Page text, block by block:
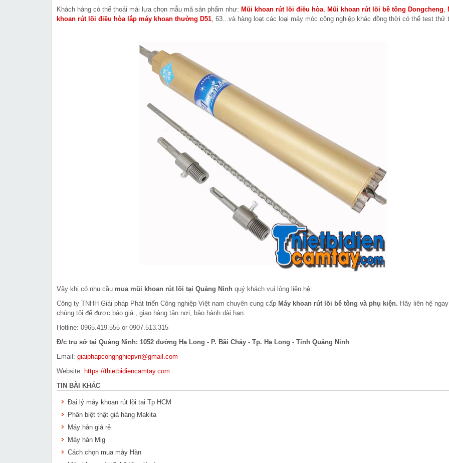
Khách hàng có thể thoải mái lựa chọn mẫu mã sản phẩm như: Mũi khoan rút lõi điều hòa, Mũi khoan rút lõi bê tông Dongcheng,
khoan rút lõi điều hòa lắp máy khoan thường D51, 63...và hàng loạt các loại máy móc công nghiệp khác đồng thời có thể test thử
Vậy khi có nhu cầu mua mũi khoan rút lõi tại Quảng Ninh quý khách vui lòng liên hệ:
Công ty TNHH Giải pháp Phát triển Công nghiệp Việt nam chuyên cung cấp Máy khoan rút lõi bê tông và phụ kiện. Hãy liên hệ
chúng tôi để được báo giá , giao hàng tận nơi, bảo hành dài hạn.
Hotline: 0965.419.555 or 0907.513.315
Đ/c trụ sở tại Quảng Ninh: 1052 đường Hạ Long - P. Bãi Cháy - Tp. Hạ Long - Tỉnh Quảng Ninh
Email: giaiphapcongnghiepvn@gmail.com
Website: https://thietbidiencamtay.com
TIN BÀI KHÁC
Đại lý máy khoan rút lõi tại Tp HCM
Phân biệt thật giả hàng Makita
Máy hàn giá rẻ
Máy hàn Mig
Cách chọn mua máy Hàn